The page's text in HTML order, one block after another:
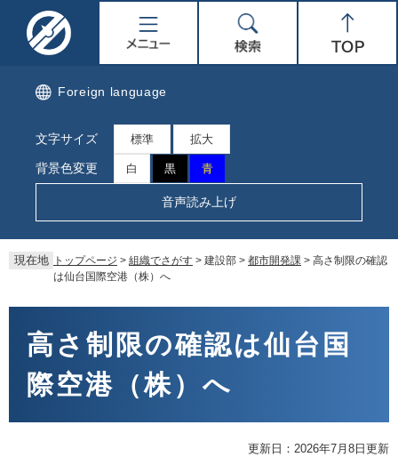
ー
ニ
ュ
ー
索
Foreign language
文字サイズ 標準 拡大
背景色変更 白 黒 青
音声読み上げ
現在地 トップページ > 組織でさがす > 建設部 > 都市開発課 > 高さ制限の確認
は仙台国際空港（株）へ
高さ制限の確認は仙台国
際空港（株）へ
更新日：2026年7月8日更新